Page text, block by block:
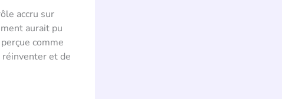
accru sur
aurait pu
comme
réinventer et de